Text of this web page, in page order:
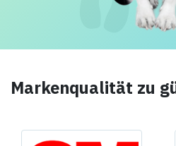
Markenqualität zu